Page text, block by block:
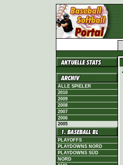
ALLE SPIELER
2010
2009
2008
2007
2006
2005
PLAYOFFS
PLAYDOWNS NORD
PLAYDOWNS SÜD
NORD